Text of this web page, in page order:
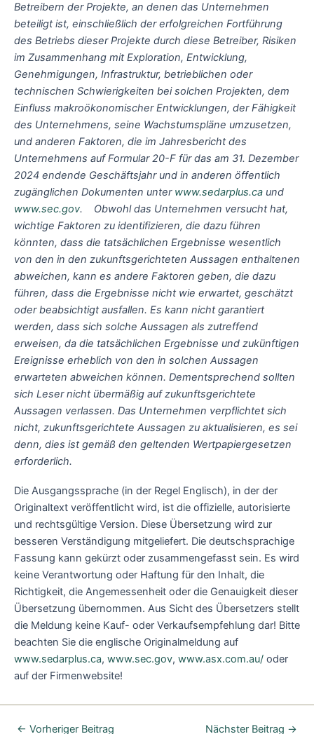
Betreibern der Projekte, an denen das Unternehmen
beteiligt ist, einschließlich der erfolgreichen Fortführung
des Betriebs dieser Projekte durch diese Betreiber, Risiken
im Zusammenhang mit Exploration, Entwicklung,
Genehmigungen, Infrastruktur, betrieblichen oder
technischen Schwierigkeiten bei solchen Projekten, dem
Einfluss makroökonomischer Entwicklungen, der Fähigkeit
des Unternehmens, seine Wachstumspläne umzusetzen,
und anderen Faktoren, die im Jahresbericht des
Unternehmens auf Formular 20-F für das am 31. Dezember
2024 endende Geschäftsjahr und in anderen öffentlich
zugänglichen Dokumenten unter www.sedarplus.ca und
www.sec.gov. Obwohl das Unternehmen versucht hat,
wichtige Faktoren zu identifizieren, die dazu führen
könnten, dass die tatsächlichen Ergebnisse wesentlich
von den in den zukunftsgerichteten Aussagen enthaltenen
abweichen, kann es andere Faktoren geben, die dazu
führen, dass die Ergebnisse nicht wie erwartet, geschätzt
oder beabsichtigt ausfallen. Es kann nicht garantiert
werden, dass sich solche Aussagen als zutreffend
erweisen, da die tatsächlichen Ergebnisse und zukünftigen
Ereignisse erheblich von den in solchen Aussagen
erwarteten abweichen können. Dementsprechend sollten
sich Leser nicht übermäßig auf zukunftsgerichtete
Aussagen verlassen. Das Unternehmen verpflichtet sich
nicht, zukunftsgerichtete Aussagen zu aktualisieren, es sei
denn, dies ist gemäß den geltenden Wertpapiergesetzen
erforderlich.
Die Ausgangssprache (in der Regel Englisch), in der der
Originaltext veröffentlicht wird, ist die offizielle, autorisierte
und rechtsgültige Version. Diese Übersetzung wird zur
besseren Verständigung mitgeliefert. Die deutschsprachige
Fassung kann gekürzt oder zusammengefasst sein. Es wird
keine Verantwortung oder Haftung für den Inhalt, die
Richtigkeit, die Angemessenheit oder die Genauigkeit dieser
Übersetzung übernommen. Aus Sicht des Übersetzers stellt
die Meldung keine Kauf- oder Verkaufsempfehlung dar! Bitte
beachten Sie die englische Originalmeldung auf
www.sedarplus.ca, www.sec.gov, www.asx.com.au/ oder
auf der Firmenwebsite!
← Vorheriger Beitrag Nächster Beitrag →